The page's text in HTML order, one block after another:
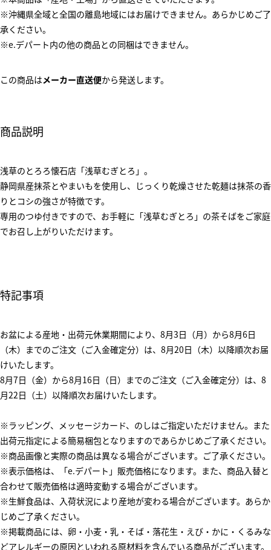
※沖縄県全域と全国の離島地域にはお届けできません。あらかじめご了
承ください。
※e.デパート内の他の商品との同梱はできません。
この商品はメーカー直送便から発送します。
商品説明
浅草のとろろ懐石店「浅草むぎとろ」。
静岡県産抹茶とやまいもを使用し、じっくり乾燥させた乾麺は抹茶の香
りとコシの強さが特徴です。
専用のつゆ付きですので、お手軽に「浅草むぎとろ」の茶そばをご家庭
でお召し上がりいただけます。
特記事項
お盆による産地・出荷元休業期間により、8月3日（月）から8月6日
（木）までのご注文（ご入金確定分）は、8月20日（木）以降順次お届
けいたします。
8月7日（金）から8月16日（日）までのご注文（ご入金確定分）は、8
月22日（土）以降順次お届けいたします。
※ラッピング、メッセージカード、のしはご指定いただけません。また
出荷元指定による簡易梱包となりますのであらかじめご了承ください。
※商品画像と実際の商品は異なる場合がございます。ご了承ください。
※表示価格は、「e.デパート」販売価格になります。また、商品入替と
合わせて販売価格は適時変動する場合がございます。
※生鮮食品は、入荷状況により産地が変わる場合がございます。あらか
じめご了承ください。
※掲載商品には、卵・小麦・乳・そば・落花生・えび・かに・くるみな
どアレルギーの原因といわれる原材料を含んでいる商品がございます。